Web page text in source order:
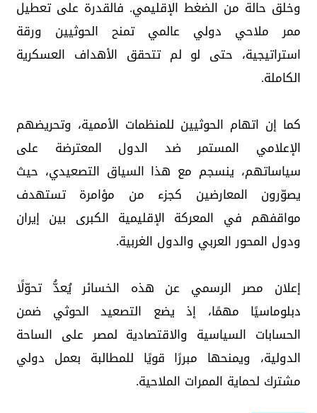
وخلق حالة من الضغط الإقليمي. فالقدرة على تعطيل
ممر ملاحي دولي عالمي تمنح الحوثيين ورقة
استراتيجية، حتى لو لم تتحقق الأهداف العسكرية
الكاملة.
كما إن اتهام الحوثيين للمنظمات الأممية، وتحريضهم
الإعلامي المستمر ضد الدول المعترضة على
سياساتهم، ينسجم مع هذا السياق التصعيدي، حيث
يصوّرون المعارضين كجزء من مؤامرة تستهدف
مواقفهم في المعركة الإقليمية الكبرى بين إيران
ودول المحور العربي والدول الغربية.
إعلان مصر الرسمي عن هذه الخسائر يُعدُّ تحوّلًا
دبلوماسيًا مهمًا، إذ يضع التصعيد الحوثي ضمن
الحسابات السياسية والاقتصادية لمصر على الساحة
الدولية، ويمنحها مبررًا قويًا للمطالبة بعمل دولي
مشترك لحماية الممرات الملاحية.